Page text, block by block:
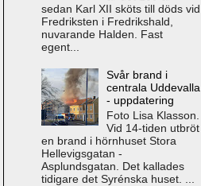
sedan Karl XII sköts till döds vid
Fredriksten i Fredrikshald,
nuvarande Halden. Fast
egent...
Svår brand i
centrala Uddevalla
- uppdatering
Foto Lisa Klasson.
Vid 14-tiden utbröt
en brand i hörnhuset Stora
Hellevigsgatan -
Asplundsgatan. Det kallades
tidigare det Syrénska huset. ...